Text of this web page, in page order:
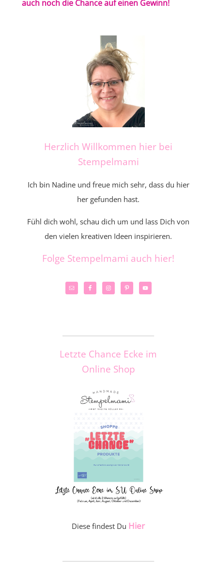
auch noch die Chance auf einen Gewinn!
Herzlich Willkommen hier bei
Stempelmami
Ich bin Nadine und freue mich sehr, dass du hier
her gefunden hast.
Fühl dich wohl, schau dich um und lass Dich von
den vielen kreativen Ideen inspirieren.
Folge Stempelmami auch hier!
Letzte Chance Ecke im
Online Shop
Diese findest Du Hier